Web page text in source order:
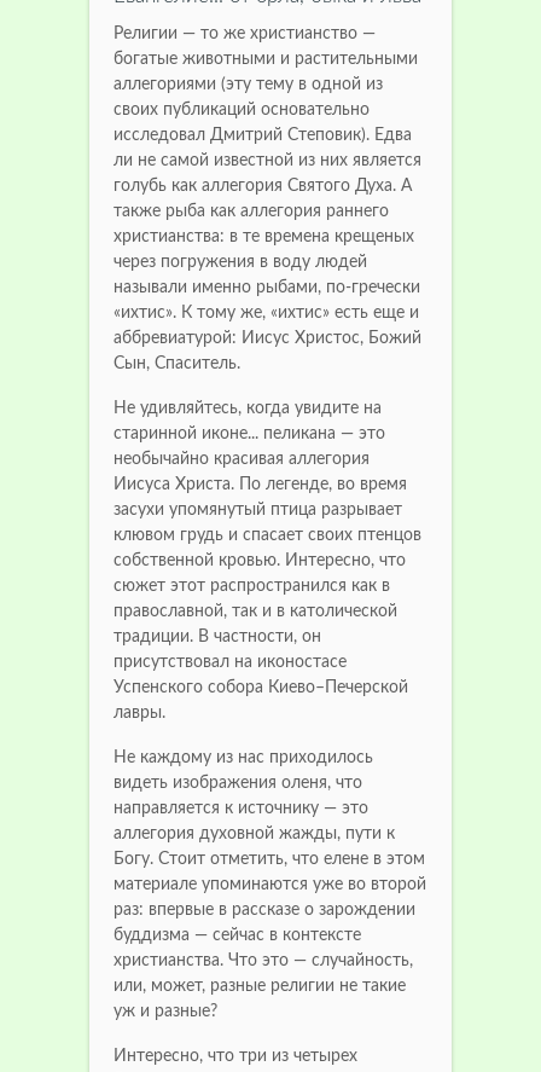
Религии — то же христианство —
богатые животными и растительными
аллегориями (эту тему в одной из
своих публикаций основательно
исследовал Дмитрий Степовик). Едва
ли не самой известной из них является
голубь как аллегория Святого Духа. А
также рыба как аллегория раннего
христианства: в те времена крещеных
через погружения в воду людей
называли именно рыбами, по-гречески
«ихтис». К тому же, «ихтис» есть еще и
аббревиатурой: Иисус Христос, Божий
Сын, Спаситель.
Не удивляйтесь, когда увидите на
старинной иконе... пеликана — это
необычайно красивая аллегория
Иисуса Христа.
По легенде, во время
засухи упомянутый птица разрывает
клювом грудь и спасает своих птенцов
собственной кровью. Интересно, что
сюжет этот распространился как в
православной, так и в католической
традиции. В частности, он
присутствовал на иконостасе
Успенского собора Киево–Печерской
лавры.
Не каждому из нас приходилось
видеть изображения оленя, что
направляется к источнику — это
аллегория духовной жажды, пути к
Богу. Стоит отметить, что елене в этом
материале упоминаются уже во второй
раз: впервые в рассказе о зарождении
буддизма — сейчас в контексте
христианства. Что это — случайность,
или, может, разные религии не такие
уж и разные?
Интересно, что три из четырех